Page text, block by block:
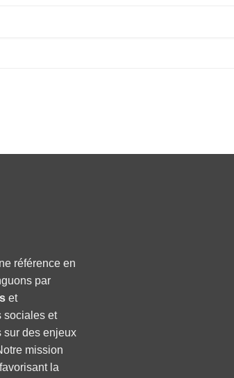
référence en
par
et
sociales et
sur des enjeux
mission
la